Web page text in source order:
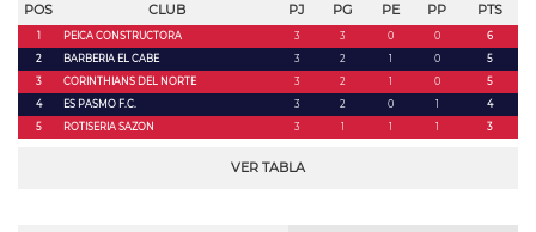
POS CLUB PJ PG PE PP PTS
1 PEICA CONSTRUCTORA 3 3 0 0
6
2
BARBERIA EL CABE 3 2 1 0
5
3
CORINTHIANS DEL NORTE 3 2 1 0
5
4
ES PASMO F.C. 3 2 0 1
4
5
ROTISERIA SAZON 3 1 1 1 3
VER TABLA